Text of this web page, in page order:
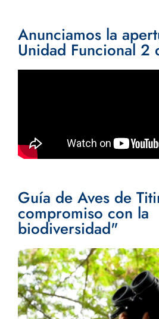
Anunciamos la
Unidad Funcional 2
Guía de Aves de
compromiso con la
biodiversidad"